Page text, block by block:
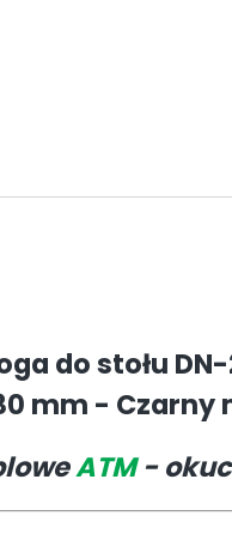
do stołu
mm - Czarny
ATM-